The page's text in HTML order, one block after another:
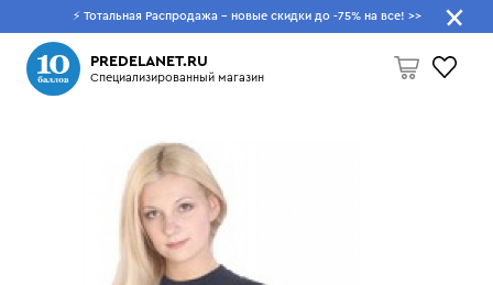
⚡ Тотальная Распродажа - новые скидки до -75% на все! >>
PREDELANET.RU
Специализированный магазин
Что будем искать?